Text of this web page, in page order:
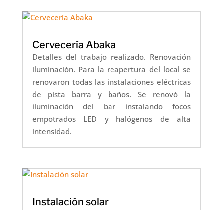
Cervecería Abaka
Detalles del trabajo realizado. Renovación
iluminación. Para la reapertura del local se
renovaron todas las instalaciones eléctricas
de pista barra y baños. Se renovó la
iluminación del bar instalando focos
empotrados LED y halógenos de alta
intensidad.
Instalación solar